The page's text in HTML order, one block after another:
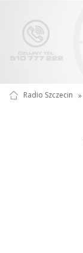
Radio Szczecin »